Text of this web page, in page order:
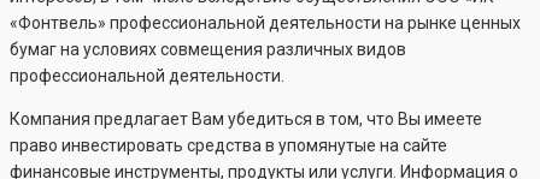
«Фонтвель» профессиональной деятельности на рынке ценных
бумаг на условиях совмещения различных видов
профессиональной деятельности.
Компания предлагает Вам убедиться в том, что Вы имеете
право инвестировать средства в упомянутые на сайте
финансовые инструменты, продукты или услуги. Информация о